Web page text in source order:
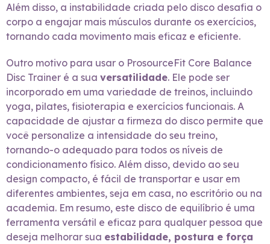
Além disso, a instabilidade criada pelo disco desafia o
corpo a engajar mais músculos durante os exercícios,
tornando cada movimento mais eficaz e eficiente.
Outro motivo para usar o ProsourceFit Core Balance
Disc Trainer é a sua versatilidade. Ele pode ser
incorporado em uma variedade de treinos, incluindo
yoga, pilates, fisioterapia e exercícios funcionais. A
capacidade de ajustar a firmeza do disco permite que
você personalize a intensidade do seu treino,
tornando-o adequado para todos os níveis de
condicionamento físico. Além disso, devido ao seu
design compacto, é fácil de transportar e usar em
diferentes ambientes, seja em casa, no escritório ou na
academia. Em resumo, este disco de equilíbrio é uma
ferramenta versátil e eficaz para qualquer pessoa que
deseja melhorar sua estabilidade, postura e força